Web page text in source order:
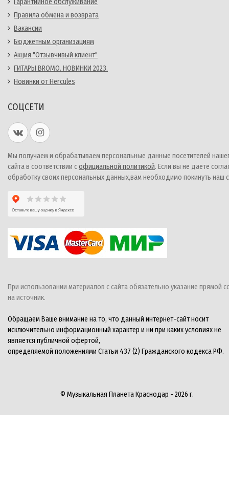
Гарантийное обслуживание
Правила обмена и возврата
Вакансии
Бюджетным организациям
Акция "Отзывчивый клиент"
ГИТАРЫ BROMO. НОВИНКИ 2023.
Новинки от Hercules
СОЦСЕТИ
Мы получаем и обрабатываем персональные данные посетителей
сайта в соответствии софициальной политикой. Если вы не даете
обработку своих персональных данных,вам необходимо покинуть наш
При использовании материалов с сайта обязательно указание прямой
на источник.
Обращаем Ваше внимание на то, что данный интернет-сайт носит
исключительно информационный характер и ни при каких условиях не
является публичной офертой,
определяемой положениями Статьи 437 (2) Гражданского кодекса РФ.
© Музыкальная Планета Краснодар - 2026 г.